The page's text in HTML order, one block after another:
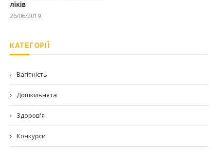
ліків
26/06/2019
КАТЕГОРІЇ
Вагітність
Дошкільнята
Здоров'я
Конкурси